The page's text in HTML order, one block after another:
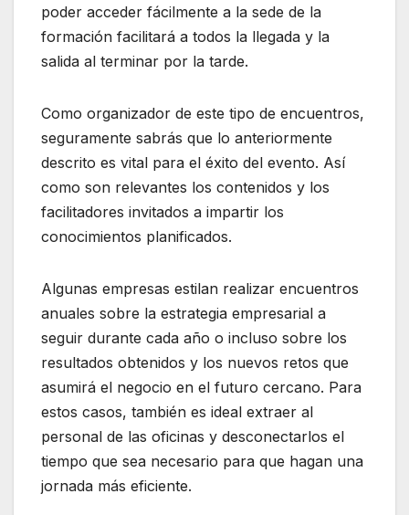
poder acceder fácilmente a la sede de la
formación facilitará a todos la llegada y la
salida al terminar por la tarde.
Como organizador de este tipo de encuentros,
seguramente sabrás que lo anteriormente
descrito es vital para el éxito del evento. Así
como son relevantes los contenidos y los
facilitadores invitados a impartir los
conocimientos planificados.
Algunas empresas estilan realizar encuentros
anuales sobre la estrategia empresarial a
seguir durante cada año o incluso sobre los
resultados obtenidos y los nuevos retos que
asumirá el negocio en el futuro cercano. Para
estos casos, también es ideal extraer al
personal de las oficinas y desconectarlos el
tiempo que sea necesario para que hagan una
jornada más eficiente.